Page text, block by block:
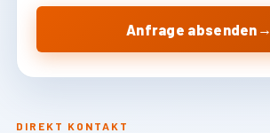
DIREKT KONTAKT
Anfrage absenden →